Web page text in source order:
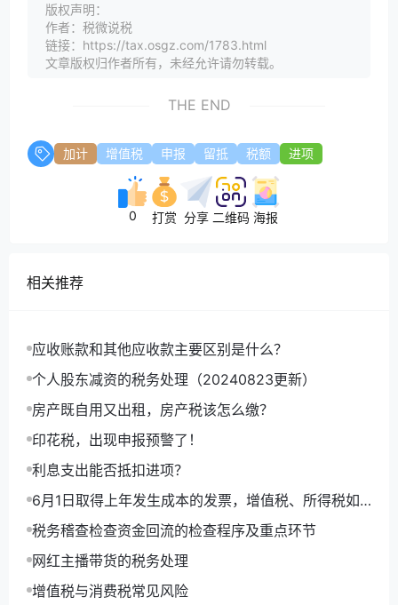
如果企业加计抵减情况比较简单，金额较
小，可以采用第一种方式，简化账务处理工作；
如果企业加计抵减情况较为复杂，采用第二
种方式可能更恰当。
能保证核算的准确性和及时性，即使有计算的误
差，也能及时发现更正。
100万元（均符合加计抵减条件）。
当月抵减前应纳增值税额=80-100=-20万元
当期可抵减加计抵减额=上期末加计抵减额余
额+当期计提加计抵减额-当期调减加计抵减额
=0+10-0=10万元。
申报表填报：
版权声明：
作者：税微说税
链接：https://tax.osgz.com/1783.html
文章版权归作者所有，未经允许请勿转载。
THE END
加计 增值税 申报 留抵 税额 进项
0 打赏 分享 二维码 海报
相关推荐
应收账款和其他应收款主要区别是什么？
个人股东减资的税务处理（20240823更新）
房产既自用又出租，房产税该怎么缴？
印花税，出现申报预警了！
利息支出能否抵扣进项？
6月1日取得上年发生成本的发票，增值税、所得税如
何处理，如何做账？
税务稽查检查资金回流的检查程序及重点环节
网红主播带货的税务处理
增值税与消费税常见风险